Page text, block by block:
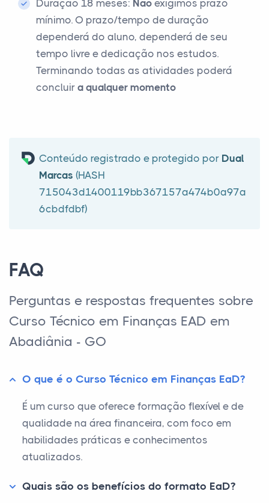
Duração 18 meses: Não exigimos prazo
mínimo. O prazo/tempo de duração
dependerá do aluno, dependerá de seu
tempo livre e dedicação nos estudos.
Terminando todas as atividades poderá
concluir a qualquer momento
Conteúdo registrado e protegido por Dual
Marcas (HASH
715043d1400119bb367157a474b0a97a
6cbdfdbf)
FAQ
Perguntas e respostas frequentes sobre
Curso Técnico em Finanças EAD em
Abadiânia - GO
O que é o Curso Técnico em Finanças EaD?
É um curso que oferece formação flexível e de
qualidade na área financeira, com foco em
habilidades práticas e conhecimentos
atualizados.
Quais são os benefícios do formato EaD?